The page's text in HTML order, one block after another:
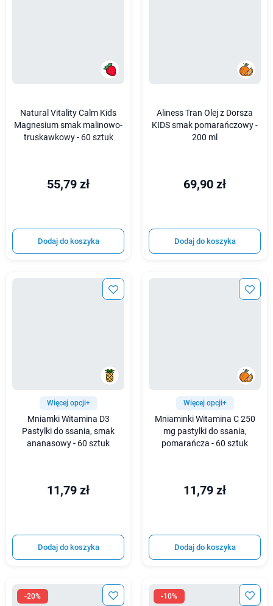
Natural Vitality Calm Kids
Magnesium smak malinowo-
truskawkowy - 60 sztuk
55,79 zł
Dodaj do koszyka
Aliness Tran Olej z Dorsza
KIDS smak pomarańczowy -
200 ml
69,90 zł
Dodaj do koszyka
Więcej opcji+
Mniamki Witamina D3
Pastylki do ssania, smak
ananasowy - 60 sztuk
11,79 zł
Dodaj do koszyka
Więcej opcji+
Mniaminki Witamina C 250
mg pastylki do ssania,
pomarańcza - 60 sztuk
11,79 zł
Dodaj do koszyka
-20% -10%